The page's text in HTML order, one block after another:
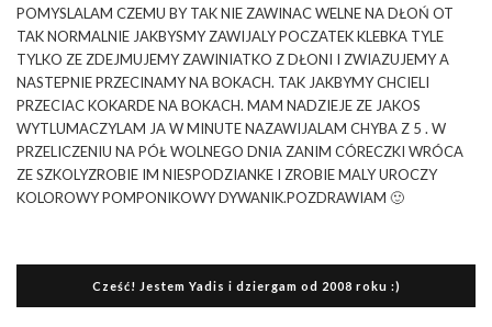
POMYSLALAM CZEMU BY TAK NIE ZAWINAC WELNE NA DŁOŃ OT
TAK NORMALNIE JAKBYSMY ZAWIJALY POCZATEK KLEBKA TYLE
TYLKO ZE ZDEJMUJEMY ZAWINIATKO Z DŁONI I ZWIAZUJEMY A
NASTEPNIE PRZECINAMY NA BOKACH. TAK JAKBYMY CHCIELI
PRZECIAC KOKARDE NA BOKACH. MAM NADZIEJE ZE JAKOS
WYTLUMACZYLAM JA W MINUTE NAZAWIJALAM CHYBA Z 5 . W
PRZELICZENIU NA PÓŁ WOLNEGO DNIA ZANIM CÓRECZKI WRÓCA
ZE SZKOLYZROBIE IM NIESPODZIANKE I ZROBIE MALY UROCZY
KOLOROWY POMPONIKOWY DYWANIK.POZDRAWIAM 🙂
Cześć! Jestem Yadis i dziergam od 2008 roku :)